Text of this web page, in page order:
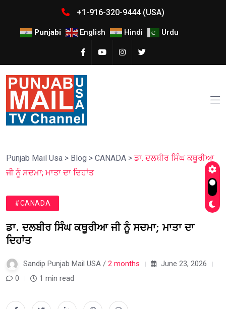
+1-916-320-9444 (USA)
Punjabi English Hindi Urdu
Punjab Mail Usa > Blog > CANADA > ਡਾ. ਦਲਬੀਰ ਸਿੰਘ ਕਥੂਰੀਆ
ਜੀ ਨੂੰ ਸਦਮਾ; ਮਾਤਾ ਦਾ ਦਿਹਾਂਤ
#CANADA
ਡਾ. ਦਲਬੀਰ ਸਿੰਘ ਕਥੂਰੀਆ ਜੀ ਨੂੰ ਸਦਮਾ; ਮਾਤਾ ਦਾ
ਦਿਹਾਂਤ
Sandip Punjab Mail USA / 2 months
June 23, 2026
0
1 min read